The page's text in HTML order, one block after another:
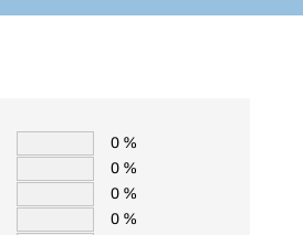
0 %
0 %
0 %
0 %